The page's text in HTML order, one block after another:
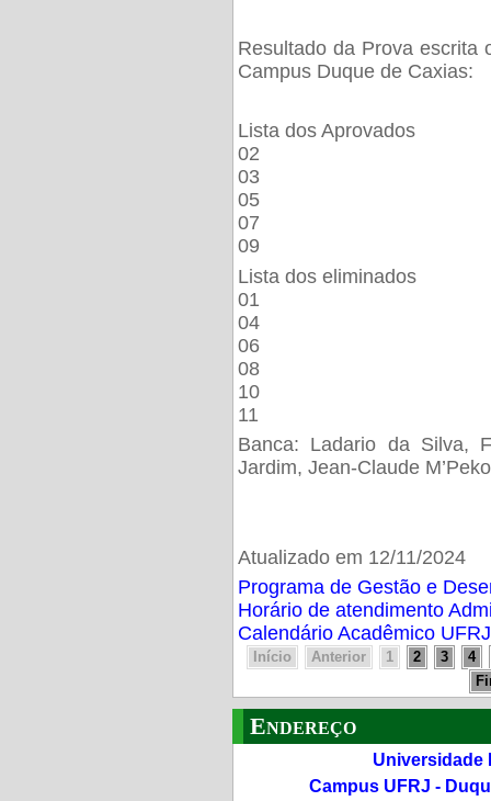
Resultado da Prova escrita
Campus Duque de Caxias:
Lista dos Aprovados
02
03
05
07
09
Lista dos eliminados
01
04
06
08
10
11
Banca: Ladario da Silva,
Jardim, Jean-Claude M’Peko
Atualizado em 12/11/2024
Programa de Gestão e
Horário de atendimento
Calendário Acadêmico
Início Anterior 1 2 3
4
Endereço
Universidade
Campus UFRJ -